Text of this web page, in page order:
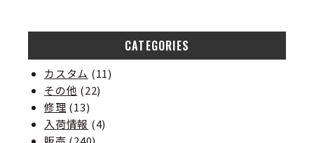
CATEGORIES
カスタム (11)
その他 (22)
修理 (13)
入荷情報 (4)